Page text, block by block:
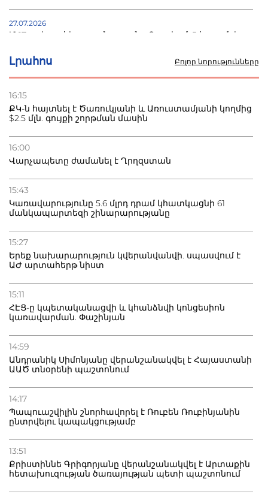
Լրահոս Բոլոր նորությունները
16:15
ՔԿ-ն հայտնել է Ծառուկյանի և Առուստամյանի կողմից
$2.5 մլն. գույքի շորթման մասին
16:00
Վարչապետը ժամանել է Ղրղզստան
15:43
Կառավարությունը 5.6 մլրդ դրամ կհատկացնի 61
մանկապարտեզի շինարարությանը
15:27
Երեք նախարարություն կվերանվանվի. սպասվում է
ԱԺ արտահերթ նիստ
15:11
ՀԷՑ-ը կպետականացվի և կհանձնվի կոնցեսիոն
կառավարման. Փաշինյան
14:59
Անդրանիկ Սիմոնյանը վերանշանակվել է Հայաստանի
ԱԱԾ տնօրենի պաշտոնում
14:17
Պապուաշվիլին շնորհավորել է Ռուբեն Ռուբինյանին
ընտրվելու կապակցությամբ
13:51
Քրիստիննե Գրիգորյանը վերանշանակվել է Արտաքին
հետախուզության ծառայության պետի պաշտոնում
27.07.2026
Մ-17 աշխարհի առաջնությունը Բաքվում. 5 հայ ըմբիշ
22.07.2026
տուժածներ կան
բնակվել Ռուսաստանում
Բաքվի բանտից գեներալ Մանուկյանը դիմել է
Փաշինյանին